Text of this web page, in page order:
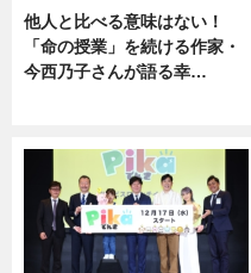
他人と比べる意味はない！
「命の授業」を続ける作家・
今西乃子さんが語る幸…